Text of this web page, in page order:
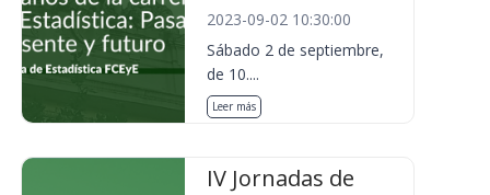
2023-09-02 10:30:00
Sábado 2 de septiembre,
de 10....
Leer más
IV Jornadas de